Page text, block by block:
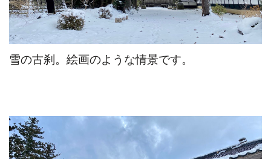
雪の古刹。絵画のような情景です。